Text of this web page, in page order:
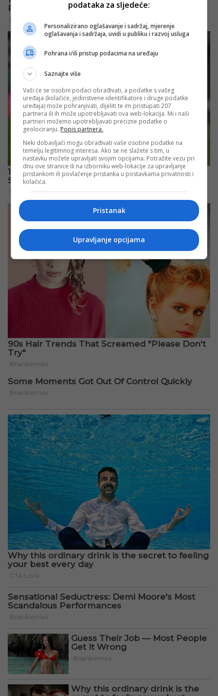
podataka za sljedeće:
Personalizirano oglašavanje i sadržaj, mjerenje
oglašavanja i sadržaja, uvidi u publiku i razvoj usluga
Pohrana i/ili pristup podacima na uređaju
Saznajte više
Vaši će se osobni podaci obrađivati, a podatke s vašeg
uređaja (kolačiće, jedinstvene identifikatore i druge podatke
uređaja) može pohranjivati, dijeliti te im pristupati 207
partnera ili ih može upotrebljavati ova web-lokacija. Mi i naši
partneri možemo upotrebljavati precizne podatke o
geolociranju. Popis partnera.
Neki dobavljači mogu obrađivati vaše osobne podatke na
temelju legitimnog interesa. Ako se ne slažete s tim, u
nastavku možete upravljati svojim opcijama. Potražite vezu pri
dnu ove stranice ili na izborniku web-lokacije za upravljanje
pristankom ili povlačenje pristanka u postavkama privatnosti i
kolačića.
Pristanak
Upravljanje opcijama